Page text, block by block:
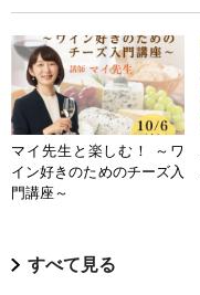
マイ先生と楽しむ！ ～ワ
イン好きのためのチーズ入
門講座～
すべて見る